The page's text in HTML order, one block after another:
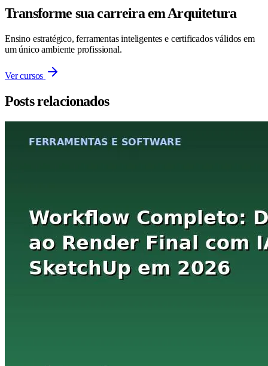
Transforme sua carreira em Arquitetura
Ensino estratégico, ferramentas inteligentes e certificados válidos em
um único ambiente profissional.
Ver cursos
Posts relacionados